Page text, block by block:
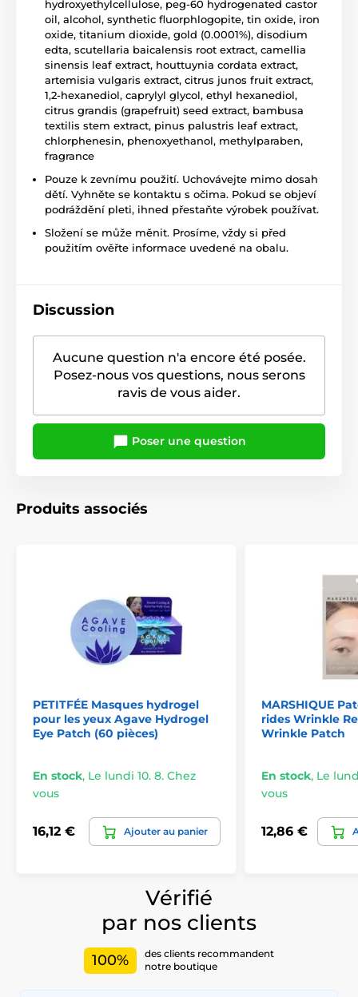
hydroxyethylcellulose, peg-60 hydrogenated castor
oil, alcohol, synthetic fluorphlogopite, tin oxide, iron
oxide, titanium dioxide, gold (0.0001%), disodium
edta, scutellaria baicalensis root extract, camellia
sinensis leaf extract, houttuynia cordata extract,
artemisia vulgaris extract, citrus junos fruit extract,
1,2-hexanediol, caprylyl glycol, ethyl hexanediol,
citrus grandis (grapefruit) seed extract, bambusa
textilis stem extract, pinus palustris leaf extract,
chlorphenesin, phenoxyethanol, methylparaben,
fragrance
Pouze k zevnímu použití. Uchovávejte mimo dosah
dětí. Vyhněte se kontaktu s očima. Pokud se objeví
podráždění pleti, ihned přestaňte výrobek používat.
Složení se může měnit. Prosíme, vždy si před
použitím ověřte informace uvedené na obalu.
Discussion
Aucune question n'a encore été posée.
Posez-nous vos questions, nous serons
ravis de vous aider.
Poser une question
Produits associés
PETITFÉE Masques hydrogel
pour les yeux Agave Hydrogel
Eye Patch (60 pièces)
En stock, Le lundi 10. 8. Chez
vous
16,12 € Ajouter au panier
MARSHIQUE
rides Wrinkle
Wrinkle Patch
En stock, Le
vous
12,86 €
Vérifié
par nos clients
100%
des clients recommandent
notre boutique